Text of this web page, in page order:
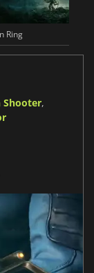
Ring
Shooter,